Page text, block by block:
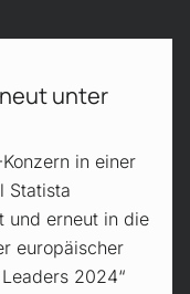
unter
in einer
Statista
und erneut in die
europäischer
2024“